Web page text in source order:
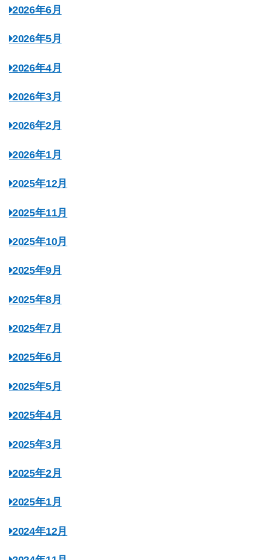
2026年6月
2026年5月
2026年4月
2026年3月
2026年2月
2026年1月
2025年12月
2025年11月
2025年10月
2025年9月
2025年8月
2025年7月
2025年6月
2025年5月
2025年4月
2025年3月
2025年2月
2025年1月
2024年12月